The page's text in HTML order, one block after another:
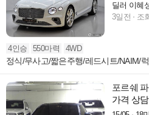
딜러 이혜
3일전
조
4인승 550마력 4WD
정식/무사고/짧은주행/레드시트/NAIM/
포르쉐
가격 상담